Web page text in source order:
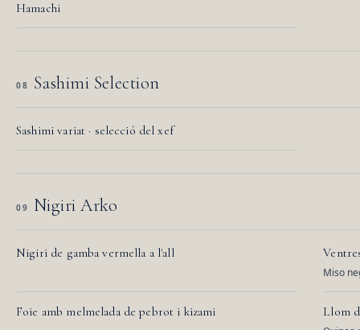
Hamachi
08 Sashimi Selection
Sashimi variat · selecció del xef
09 Nigiri Arko
Nigiri de gamba vermella a l'all
Miso
Foie amb melmelada de pebrot i kizami Llom